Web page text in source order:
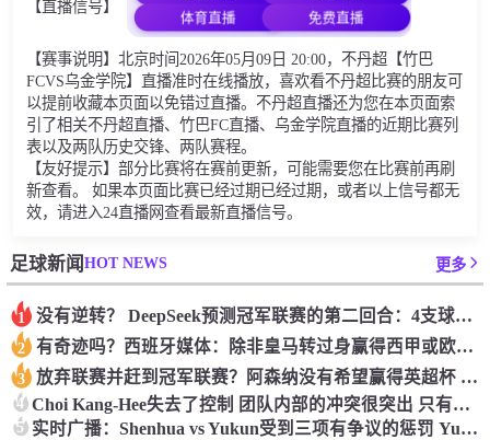
【直播信号】
体育直播 免费直播
【赛事说明】北京时间2026年05月09日 20:00，不丹超【竹巴
FCVS乌金学院】直播准时在线播放，喜欢看不丹超比赛的朋友可
以提前收藏本页面以免错过直播。不丹超直播还为您在本页面索
引了相关不丹超直播、竹巴FC直播、乌金学院直播的近期比赛列
表以及两队历史交锋、两队赛程。
【友好提示】部分比赛将在赛前更新，可能需要您在比赛前再刷
新查看。 如果本页面比赛已经过期已经过期，或者以上信号都无
效，请进入24直播网查看最新直播信号。
足球新闻HOT NEWS 更多
1 没有逆转？ DeepSeek预测冠军联赛的第二回合：4支球队在第一回合中获胜 枪手输了
2 有奇迹吗？西班牙媒体：除非皇马转过身赢得西甲或欧洲冠军
3 放弃联赛并赶到冠军联赛？阿森纳没有希望赢得英超杯 赢得欧洲冠军的可能性
4 Choi Kang-Hee失去了控制 团队内部的冲突很突出 只有一个人可以从水火中拯救崔孔
5 实时广播：Shenhua vs Yukun受到三项有争议的惩罚 Yukun将向中国足球联合会提出投诉